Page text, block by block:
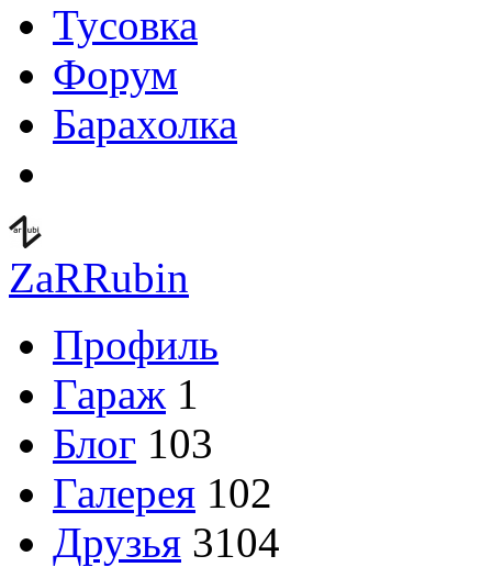
Тусовка
Форум
Барахолка
ZaRRubin
Профиль
Гараж 1
Блог 103
Галерея 102
Друзья 3104